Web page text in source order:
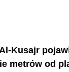
Kusajr
metrów od